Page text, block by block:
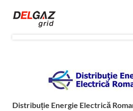
Distribuție Energie Electrică